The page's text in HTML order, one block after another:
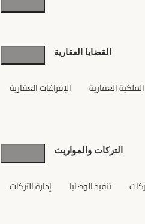
العقارات
القضايا العقارية
الملكية العقارية الإفراغات العقارية
التركات والمواريث
تنفيذ الوصايا إدارة التركات